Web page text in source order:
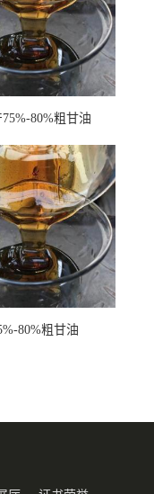
75%-80%粗甘油
80%粗甘油